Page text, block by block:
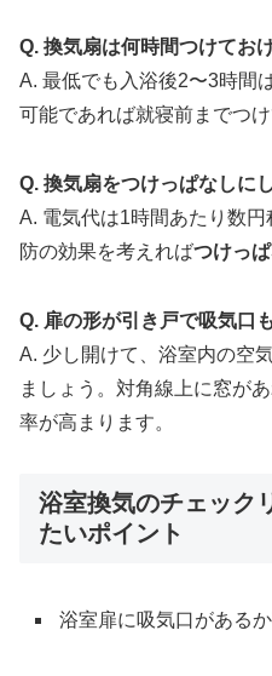
Q. 換気扇は何時間つけてお
A. 最低でも入浴後2〜3時間
可能であれば就寝前までつ
Q. 換気扇をつけっぱなしに
A. 電気代は1時間あたり数
防の効果を考えればつけっ
Q. 扉の形が引き戸で吸気口
A. 少し開けて、浴室内の空
ましょう。対角線上に窓が
率が高まります。
浴室換気のチェック
たいポイント
浴室扉に吸気口がある